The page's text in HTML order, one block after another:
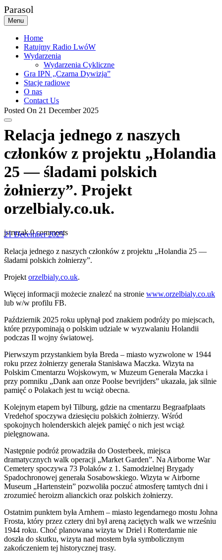
Skip
to
content
Parasol
Menu
Home
Ratujmy Radio LwóW
Wydarzenia
Wydarzenia Cykliczne
Gra IPN „Czarna Dywizja”
Stacje radiowe
O nas
Contact Us
Posted On 21 December 2025
Relacja jednego z naszych
członków z projektu „Holandia
25 — śladami polskich
żołnierzy”. Projekt
orzelbialy.co.uk.
jstruzak 0 comments
21 December 202521
2025
Relacja jednego z naszych członków z projektu „Holandia 25 —
śladami polskich żołnierzy”.
Projekt orzelbialy.co.uk.
Więcej informacji możecie znalezć na stronie www.orzelbialy.co.uk
lub w/w profilu FB.
Październik 2025 roku upłynął pod znakiem podróży po miejscach,
które przypominają o polskim udziale w wyzwalaniu Holandii
podczas II wojny światowej.
Pierwszym przystankiem była Breda – miasto wyzwolone w 1944
roku przez żołnierzy generała Stanisława Maczka. Wizyta na
Polskim Cmentarzu Wojskowym, w Muzeum Generała Maczka i
przy pomniku „Dank aan onze Poolse bevrijders” ukazała, jak silnie
pamięć o Polakach jest tu wciąż obecna.
Kolejnym etapem był Tilburg, gdzie na cmentarzu Begraafplaats
Vredehof spoczywa dziesięciu polskich żołnierzy. Wśród
spokojnych holenderskich alejek pamięć o nich jest wciąż
pielęgnowana.
Następnie podróż prowadziła do Oosterbeek, miejsca
dramatycznych walk operacji „Market Garden”. Na Airborne War
Cemetery spoczywa 73 Polaków z 1. Samodzielnej Brygady
Spadochronowej generała Sosabowskiego. Wizyta w Airborne
Museum „Hartenstein” pozwoliła poczuć atmosferę tamtych dni i
zrozumieć heroizm alianckich oraz polskich żołnierzy.
Ostatnim punktem była Arnhem – miasto legendarnego mostu Johna
Frosta, który przez cztery dni był areną zaciętych walk we wrześniu
1944 roku. Choć planowana wizyta w Driel i Rotterdamie nie
doszła do skutku, wizyta nad mostem była symbolicznym
zakończeniem tej historycznej trasy.